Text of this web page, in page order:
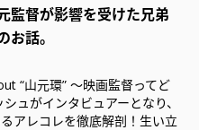
監督が影響を受けた兄弟
お話。
“山元環” 〜映画監督ってど
ュがインタビュアーとなり、
アレコレを徹底解剖！生い立